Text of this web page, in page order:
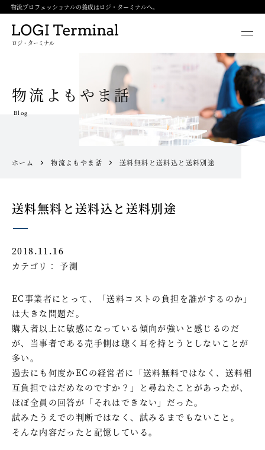
物流プロフェッショナルの養成はロジ・ターミナルへ。
ロジ・ターミナル
物流よもやま話
Blog
ホーム 物流よもやま話 送料無料と送料込と送料別途
送料無料と送料込と送料別途
2018.11.16
カテゴリ：予測
EC事業者にとって、「送料コストの負担を誰がするのか」
は大きな問題だ。
購入者以上に敏感になっている傾向が強いと感じるのだ
が、当事者である売手側は聴く耳を持とうとしないことが
多い。
過去にも何度かECの経営者に「送料無料ではなく、送料相
互負担ではだめなのですか？」と尋ねたことがあったが、
ほぼ全員の回答が「それはできない」だった。
試みたうえでの判断ではなく、試みるまでもないこと。
そんな内容だったと記憶している。